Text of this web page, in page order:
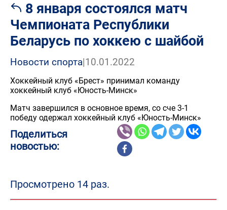
8 января состоялся матч
Чемпионата Республики
Беларусь по хоккею с шайбой
Новости спорта|10.01.2022
Хоккейный клуб «Брест» принимал команду
хоккейный клуб «Юность-Минск»
Матч завершился в основное время, со сче 3-1
победу одержал хоккейный клуб «Юность-Минск»
Поделиться
новостью:
Просмотрено 14 раз.